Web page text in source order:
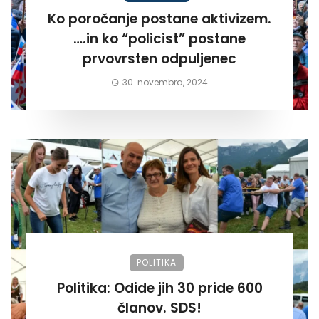
Ko poročanje postane aktivizem.
….in ko “policist” postane
prvovrsten odpuljenec
30. novembra, 2024
POLITIKA
Politika: Odide jih 30 pride 600
članov. SDS!